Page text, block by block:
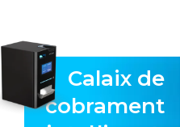
Calaix de
cobrament